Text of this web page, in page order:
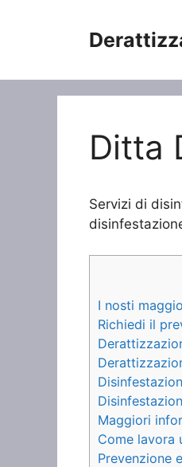
Ditta
Servizi di
I nosti
Richiedi il
Maggiori
Come lavora
Prevenzione